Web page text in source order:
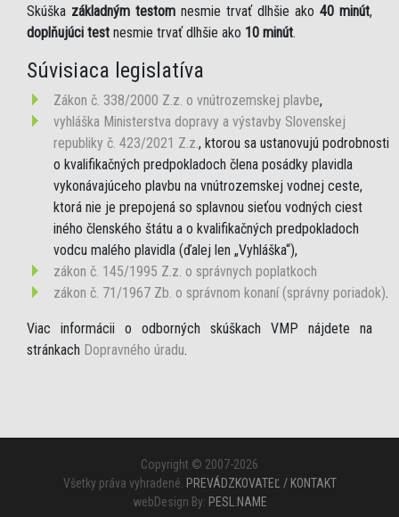
Skúška základným testom nesmie trvať dlhšie ako 40 minút,
doplňujúci test nesmie trvať dlhšie ako 10 minút.
Súvisiaca legislatíva
Zákon č. 338/2000 Z.z. o vnútrozemskej plavbe,
vyhláška Ministerstva dopravy a výstavby Slovenskej
republiky č. 423/2021 Z.z., ktorou sa ustanovujú podrobnosti
o kvalifikačných predpokladoch člena posádky plavidla
vykonávajúceho plavbu na vnútrozemskej vodnej ceste,
ktorá nie je prepojená so splavnou sieťou vodných ciest
iného členského štátu a o kvalifikačných predpokladoch
vodcu malého plavidla (ďalej len „Vyhláška“),
zákon č. 145/1995 Z.z. o správnych poplatkoch
zákon č. 71/1967 Zb. o správnom konaní (správny poriadok).
Viac informácii o odborných skúškach VMP nájdete na
stránkach Dopravného úradu.
Copyright © 2007-2026
Všetky práva vyhradené. PREVÁDZKOVATEĽ / KONTAKT
webDesign By: PESL.NAME